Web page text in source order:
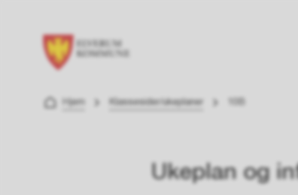
Du er her: Klassesider/ukeplaner
Ukeplan og